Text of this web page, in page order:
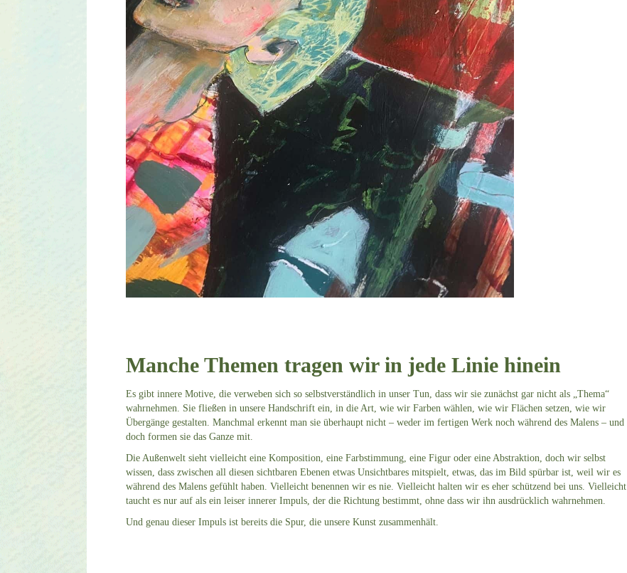
Manche Themen tragen wir in jede Linie hinein
Es gibt innere Motive, die verweben sich so selbstverständlich in unser Tun, dass wir sie zunächst gar nicht als „Thema“
wahrnehmen. Sie fließen in unsere Handschrift ein, in die Art, wie wir Farben wählen, wie wir Flächen setzen, wie wir
Übergänge gestalten. Manchmal erkennt man sie überhaupt nicht – weder im fertigen Werk noch während des Malens – und
doch formen sie das Ganze mit.
Die Außenwelt sieht vielleicht eine Komposition, eine Farbstimmung, eine Figur oder eine Abstraktion, doch wir selbst
wissen, dass zwischen all diesen sichtbaren Ebenen etwas Unsichtbares mitspielt, etwas, das im Bild spürbar ist, weil wir es
während des Malens gefühlt haben. Vielleicht benennen wir es nie. Vielleicht halten wir es eher schützend bei uns. Vielleicht
taucht es nur auf als ein leiser innerer Impuls, der die Richtung bestimmt, ohne dass wir ihn ausdrücklich wahrnehmen.
Und genau dieser Impuls ist bereits die Spur, die unsere Kunst zusammenhält.